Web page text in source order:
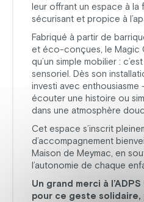
leur offrant un espace à la
sécurisant et propice à
Fabriqué à partir de
et éco-conçues, le Magic
qu’un simple mobilier :
sensoriel. Dès son
investi avec enthousiasme
écouter une histoire ou
dans une atmosphère
Cet espace s’inscrit
d’accompagnement
Maison de Meymac, en
l’autonomie de chaque
Un grand merci à
pour ce geste